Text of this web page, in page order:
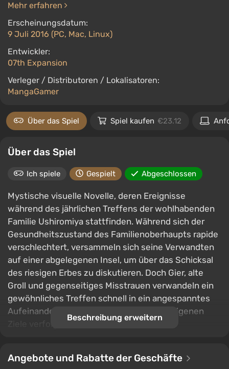
Mehr erfahren
Erscheinungsdatum:
9 Juli 2016 (PC, Mac, Linux)
Entwickler:
07th Expansion
Verleger / Distributoren / Lokalisatoren:
MangaGamer
Über das Spiel Spiel kaufen €23.12
Über das Spiel
Ich spiele Gespielt Abgeschlossen
Mystische visuelle Novelle, deren Ereignisse
während des jährlichen Treffens der wohlhabenden
Familie Ushiromiya stattfinden. Während sich der
Gesundheitszustand des Familienoberhaupts rapide
verschlechtert, versammeln sich seine Verwandten
auf einer abgelegenen Insel, um über das Schicksal
des riesigen Erbes zu diskutieren. Doch Gier, alte
Groll und gegenseitiges Misstrauen verwandeln ein
gewöhnliches Treffen schnell in ein angespanntes
Aufeinandertreffen, bei dem jeder seine eigenen
zehn Tonnen Gold, die angeblich vom alten
Beschreibung erweitern
Angebote und Rabatte der Geschäfte